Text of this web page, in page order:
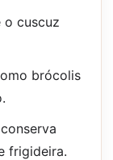
o cuscuz
brócolis
frigideira.